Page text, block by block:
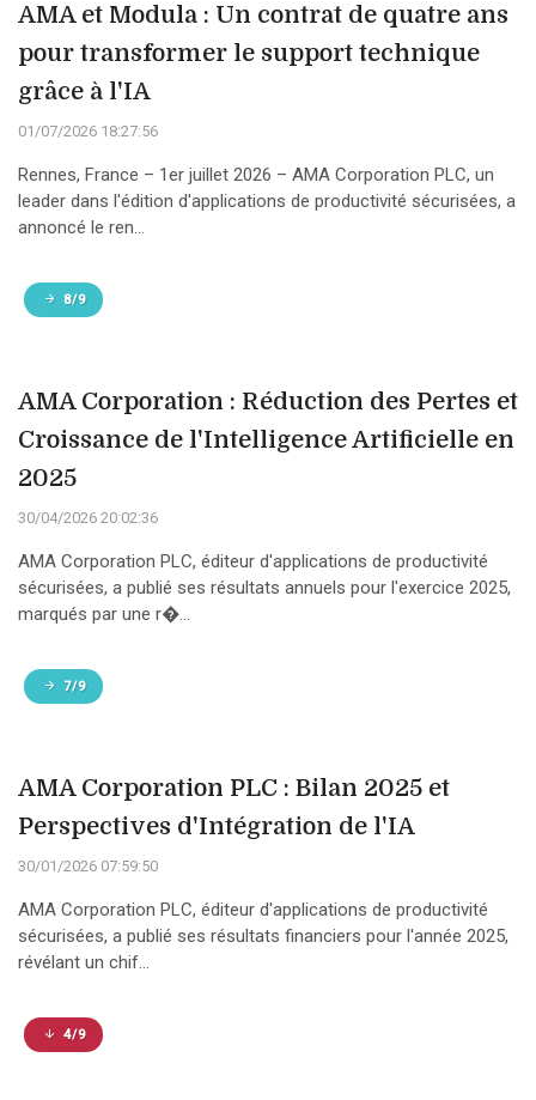
AMA et Modula : Un contrat de quatre ans
pour transformer le support technique
grâce à l'IA
01/07/2026 18:27:56
Rennes, France – 1er juillet 2026 – AMA Corporation PLC, un
leader dans l'édition d'applications de productivité sécurisées, a
annoncé le ren...
8/9
AMA Corporation : Réduction des Pertes et
Croissance de l'Intelligence Artificielle en
2025
30/04/2026 20:02:36
AMA Corporation PLC, éditeur d'applications de productivité
sécurisées, a publié ses résultats annuels pour l'exercice 2025,
marqués par une r�...
7/9
AMA Corporation PLC : Bilan 2025 et
Perspectives d'Intégration de l'IA
30/01/2026 07:59:50
AMA Corporation PLC, éditeur d'applications de productivité
sécurisées, a publié ses résultats financiers pour l'année 2025,
révélant un chif...
4/9